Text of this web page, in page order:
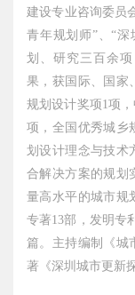
建设专业咨询委员
青年规划师”、“
划、研究三百余
果，获国际、国家
规划设计奖项1项
项，全国优秀城乡
划设计理念与技术
合解决方案的规划
量高水平的城市规
专著13部，发明专
篇。主持编制《城
著《深圳城市更新